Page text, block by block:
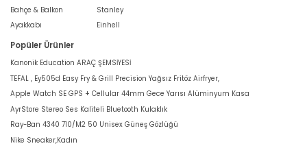
Bahçe & Balkon
Ayakkabı
Stanley
Einhell
Popüler Ürünler
Kanonik Education ARAÇ ŞEMSİYESİ
TEFAL , Ey505d Easy Fry & Grill Precision Yağsız Fritöz Airfryer,
Apple Watch SE GPS + Cellular 44mm Gece Yarısı Alüminyum Kasa
AyrStore Stereo Ses Kaliteli Bluetooth Kulaklık
Ray-Ban 4340 710/M2 50 Unisex Güneş Gözlüğü
Nike Sneaker,Kadın